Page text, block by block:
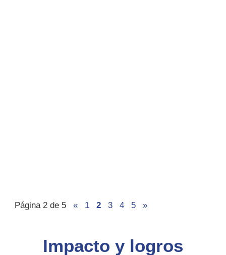
Página 2 de 5 « 1 2 3 4 5 »
Impacto y logros